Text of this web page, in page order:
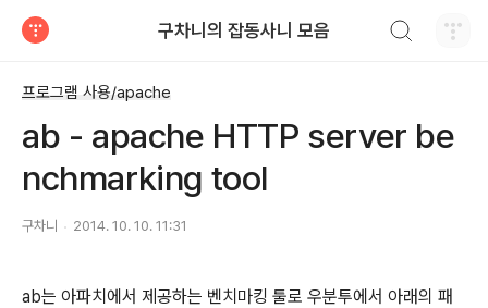
구차니의 잡동사니 모음
프로그램 사용/apache
ab - apache HTTP server be
nchmarking tool
구차니 2014. 10. 10. 11:31
ab는 아파치에서 제공하는 벤치마킹 툴로 우분투에서 아래의 패